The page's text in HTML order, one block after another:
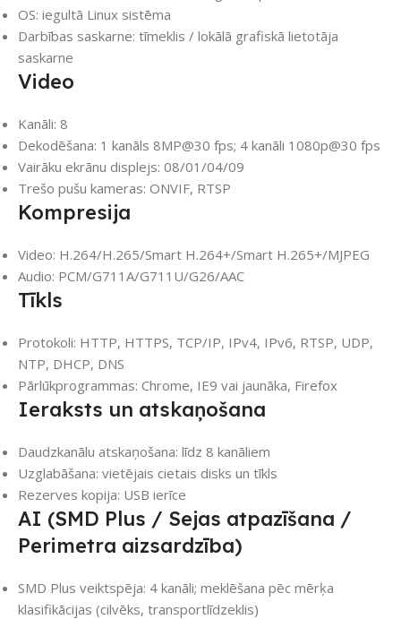
OS: iegultā Linux sistēma
Darbības saskarne: tīmeklis / lokālā grafiskā lietotāja
saskarne
Video
Kanāli: 8
Dekodēšana: 1 kanāls 8MP@30 fps; 4 kanāli 1080p@30 fps
Vairāku ekrānu displejs: 08/01/04/09
Trešo pušu kameras: ONVIF, RTSP
Kompresija
Video: H.264/H.265/Smart H.264+/Smart H.265+/MJPEG
Audio: PCM/G711A/G711U/G26/AAC
Tīkls
Protokoli: HTTP, HTTPS, TCP/IP, IPv4, IPv6, RTSP, UDP,
NTP, DHCP, DNS
Pārlūkprogrammas: Chrome, IE9 vai jaunāka, Firefox
Ieraksts un atskaņošana
Daudzkanālu atskaņošana: līdz 8 kanāliem
Uzglabāšana: vietējais cietais disks un tīkls
Rezerves kopija: USB ierīce
AI (SMD Plus / Sejas atpazīšana /
Perimetra aizsardzība)
SMD Plus veiktspēja: 4 kanāli; meklēšana pēc mērķa
klasifikācijas (cilvēks, transportlīdzeklis)